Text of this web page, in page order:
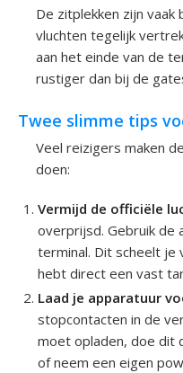
De zitplekken zijn
vluchten tegelijk
aan het einde van de
rustiger dan bij de
Twee slimme tips
Veel reizigers maken
doen:
Vermijd de officiële
overprijsd. Gebruik de
terminal. Dit scheelt je
hebt direct een vast
Laad je apparatuur
stopcontacten in de
moet opladen, doe dit
of neem een eigen